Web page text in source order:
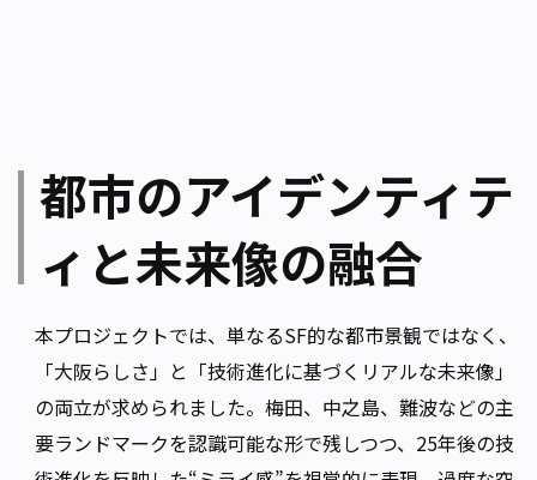
都市のアイデンティテ
ィと未来像の融合
本プロジェクトでは、単なるSF的な都市景観ではなく、
「大阪らしさ」と「技術進化に基づくリアルな未来像」
の両立が求められました。梅田、中之島、難波などの主
要ランドマークを認識可能な形で残しつつ、25年後の技